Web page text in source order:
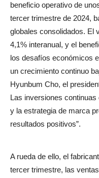
beneficio operativo de
tercer trimestre de 2024,
globales consolidados. El
4,1% interanual, y el
los desafíos económicos
un crecimiento continuo
Hyunbum Cho, el
Las inversiones
y la estrategia de marca
resultados positivos”.
A rueda de ello, el
tercer trimestre, las